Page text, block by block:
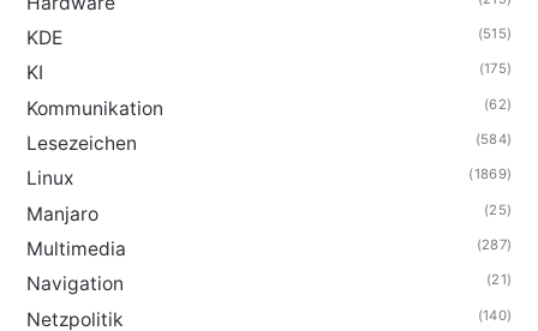
KDE (515)
KI (175)
Kommunikation (62)
Lesezeichen (584)
Linux (1869)
Manjaro (25)
Multimedia (287)
Navigation (21)
Netzpolitik (140)